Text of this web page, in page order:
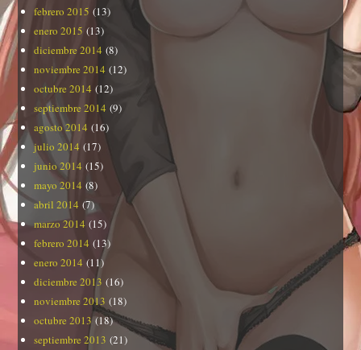
febrero 2015 (13)
enero 2015 (13)
diciembre 2014 (8)
noviembre 2014 (12)
octubre 2014 (12)
septiembre 2014 (9)
agosto 2014 (16)
julio 2014 (17)
junio 2014 (15)
mayo 2014 (8)
abril 2014 (7)
marzo 2014 (15)
febrero 2014 (13)
enero 2014 (11)
diciembre 2013 (16)
noviembre 2013 (18)
octubre 2013(18)
septiembre 2013 (21)